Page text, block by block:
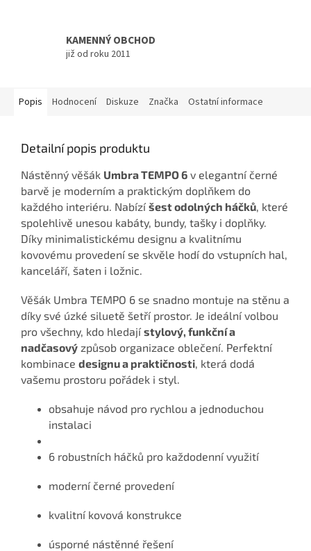
KAMENNÝ OBCHOD
již od roku 2011
Popis Hodnocení Diskuze Značka Ostatní informace
Detailní popis produktu
Nástěnný věšák Umbra TEMPO 6 v elegantní černé
barvě je moderním a praktickým doplňkem do
každého interiéru. Nabízíšest odolných háčků , které
spolehlivě unesou kabáty, bundy, tašky i doplňky.
Díky minimalistickému designu a kvalitnímu
kovovému provedení se skvěle hodí do vstupních hal,
kanceláří, šaten i ložnic.
Věšák Umbra TEMPO 6 se snadno montuje na stěnu a
díky své úzké siluetě šetří prostor. Je ideální volbou
pro všechny, kdo hledajístylový, funkční a
nadčasový způsob organizace oblečení. Perfektní
kombinace designu a praktičnosti , která dodá
vašemu prostoru pořádek i styl.
obsahuje návod pro rychlou a jednoduchou
instalaci
6 robustních háčků pro každodenní využití
moderní černé provedení
kvalitní kovová konstrukce
úsporné nástěnné řešení